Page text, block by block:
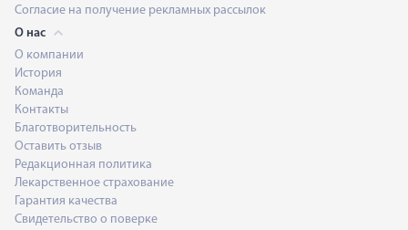
Согласие на получение рекламных рассылок
О нас
О компании
История
Команда
Контакты
Благотворительность
Оставить отзыв
Редакционная политика
Лекарственное страхование
Гарантия качества
Свидетельство о поверке